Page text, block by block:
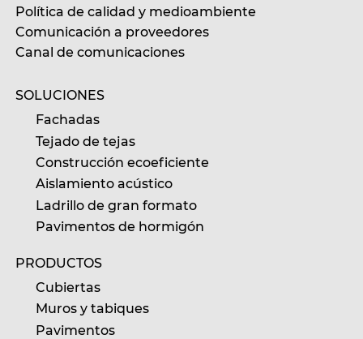
Política de calidad y medioambiente
Comunicación a proveedores
Canal de comunicaciones
SOLUCIONES
Fachadas
Tejado de tejas
Construcción ecoeficiente
Aislamiento acústico
Ladrillo de gran formato
Pavimentos de hormigón
PRODUCTOS
Cubiertas
Muros y tabiques
Pavimentos